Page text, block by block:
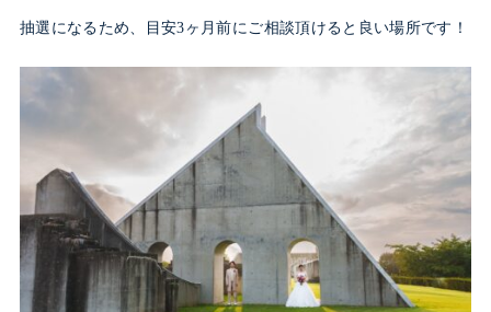
抽選になるため、目安3ヶ月前にご相談頂けると良い場所です！